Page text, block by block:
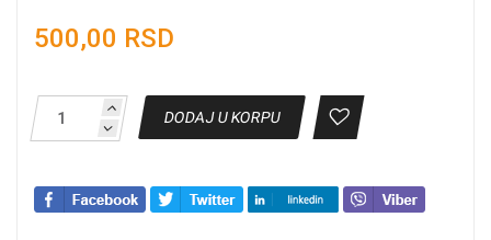
500,00 RSD
DODAJ U KORPU